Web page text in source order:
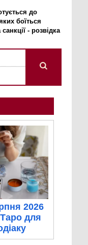
до
боїться
- розвідка
2026
для